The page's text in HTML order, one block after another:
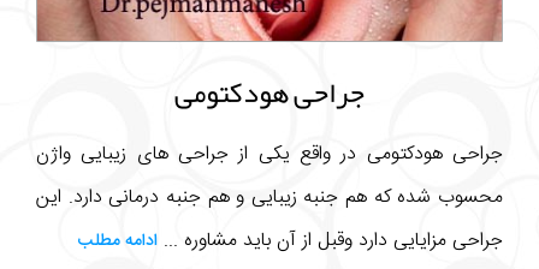
جراحی هودکتومی
جراحی هودکتومی در واقع یکی از جراحی های زیبایی واژن
محسوب شده که هم جنبه زیبایی و هم جنبه درمانی دارد. این
جراحی مزایایی دارد وقبل از آن باید مشاوره ... ادامه مطلب